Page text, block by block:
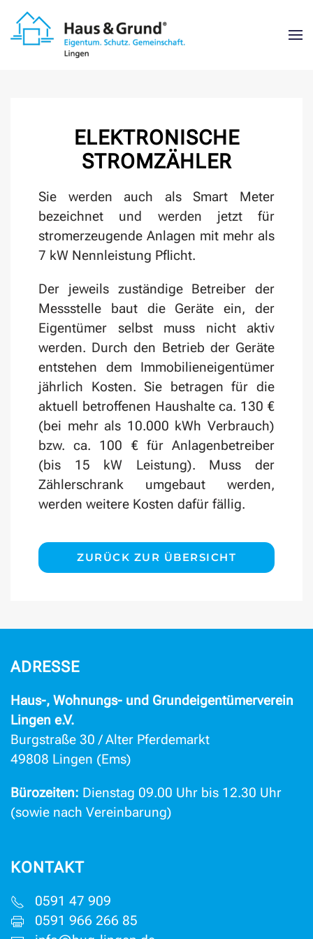
Zum Hauptinhalt springen
ELEKTRONISCHE
STROMZÄHLER
Sie werden auch als Smart Meter
bezeichnet und werden jetzt für
stromerzeugende Anlagen mit mehr als
7 kW Nennleistung Pflicht.
Der jeweils zuständige Betreiber der
Messstelle baut die Geräte ein, der
Eigentümer selbst muss nicht aktiv
werden. Durch den Betrieb der Geräte
entstehen dem Immobilieneigentümer
jährlich Kosten. Sie betragen für die
aktuell betroffenen Haushalte ca. 130 €
(bei mehr als 10.000 kWh Verbrauch)
bzw. ca. 100 € für Anlagenbetreiber
(bis 15 kW Leistung). Muss der
Zählerschrank umgebaut werden,
werden weitere Kosten dafür fällig.
ZURÜCK ZUR ÜBERSICHT
ADRESSE
Haus-, Wohnungs- und Grundeigentümerverein
Lingen e.V.
Burgstraße 30 / Alter Pferdemarkt
49808 Lingen (Ems)
Bürozeiten: Dienstag 09.00 Uhr bis 12.30 Uhr
(sowie nach Vereinbarung)
KONTAKT
0591 47 909
0591 966 266 85